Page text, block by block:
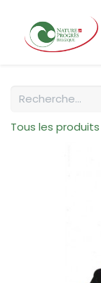
Tous les produits